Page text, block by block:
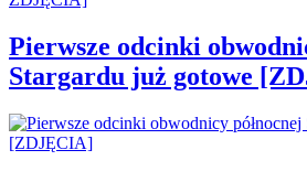
Pierwsze odcinki
Stargardu już gotowe